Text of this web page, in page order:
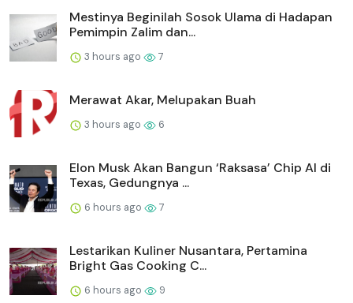
Mestinya Beginilah Sosok Ulama di Hadapan
Pemimpin Zalim dan...
3 hours ago 7
Merawat Akar, Melupakan Buah
3 hours ago 6
Elon Musk Akan Bangun ‘Raksasa’ Chip AI di
Texas, Gedungnya ...
6 hours ago 7
Lestarikan Kuliner Nusantara, Pertamina
Bright Gas Cooking C...
6 hours ago 9